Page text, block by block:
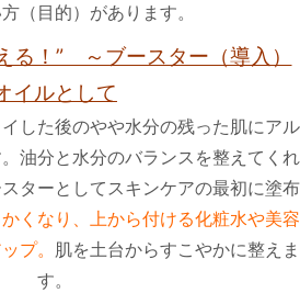
（目的）があります。
る！” ～ブースター（導入）
イルとして
した後のやや水分の残った肌にアル
油分と水分のバランスを整えてくれ
ターとしてスキンケアの最初に塗布
くなり、上から付ける化粧水や美容
プ。 肌を土台からすこやかに整えま
す。